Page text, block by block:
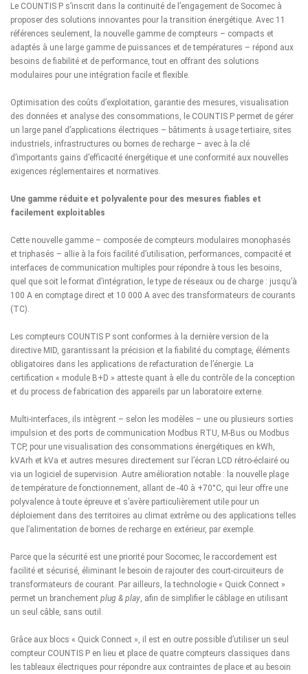
Le COUNTIS P s’inscrit dans la continuité de l’engagement de Socomec à
proposer des solutions innovantes pour la transition énergétique. Avec 11
références seulement, la nouvelle gamme de compteurs – compacts et
adaptés à une large gamme de puissances et de températures – répond aux
besoins de fiabilité et de performance, tout en offrant des solutions
modulaires pour une intégration facile et flexible.
Optimisation des coûts d’exploitation, garantie des mesures, visualisation
des données et analyse des consommations, le COUNTIS P permet de gérer
un large panel d’applications électriques – bâtiments à usage tertiaire, sites
industriels, infrastructures ou bornes de recharge – avec à la clé
d’importants gains d’efficacité énergétique et une conformité aux nouvelles
exigences réglementaires et normatives.
Une gamme réduite et polyvalente pour des mesures fiables et
facilement exploitables
Cette nouvelle gamme – composée de compteurs modulaires monophasés
et triphasés – allie à la fois facilité d’utilisation, performances, compacité et
interfaces de communication multiples pour répondre à tous les besoins,
quel que soit le format d’intégration, le type de réseaux ou de charge : jusqu’à
100 A en comptage direct et 10 000 A avec des transformateurs de courants
(TC).
Les compteurs COUNTIS P sont conformes à la dernière version de la
directive MID, garantissant la précision et la fiabilité du comptage, éléments
obligatoires dans les applications de refacturation de l’énergie. La
certification « module B+D » atteste quant à elle du contrôle de la conception
et du process de fabrication des appareils par un laboratoire externe.
Multi-interfaces, ils intègrent – selon les modèles – une ou plusieurs sorties
impulsion et des ports de communication Modbus RTU, M-Bus ou Modbus
TCP, pour une visualisation des consommations énergétiques en kWh,
kVArh et kVa et autres mesures directement sur l’écran LCD rétro-éclairé ou
via un logiciel de supervision. Autre amélioration notable : la nouvelle plage
de température de fonctionnement, allant de -40 à +70°C, qui leur offre une
polyvalence à toute épreuve et s’avère particulièrement utile pour un
déploiement dans des territoires au climat extrême ou des applications telles
que l’alimentation de bornes de recharge en extérieur, par exemple.
Parce que la sécurité est une priorité pour Socomec, le raccordement est
facilité et sécurisé, éliminant le besoin de rajouter des court-circuiteurs de
transformateurs de courant. Par ailleurs, la technologie « Quick Connect »
permet un branchement plug & play, afin de simplifier le câblage en utilisant
un seul câble, sans outil.
Grâce aux blocs « Quick Connect », il est en outre possible d’utiliser un seul
compteur COUNTIS P en lieu et place de quatre compteurs classiques dans
les tableaux électriques pour répondre aux contraintes de place et au besoin